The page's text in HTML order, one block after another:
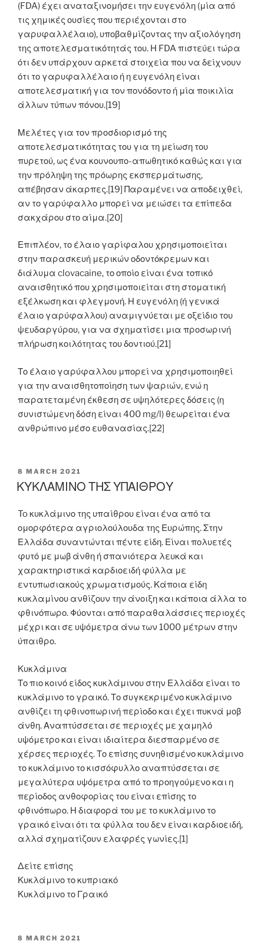
(FDA) έχει αναταξινομήσει την ευγενόλη (μία από
τις χημικές ουσίες που περιέχονται στο
γαρυφαλλέλαιο), υποβαθμίζοντας την αξιολόγηση
της αποτελεσματικότητάς του. Η FDA πιστεύει τώρα
ότι δεν υπάρχουν αρκετά στοιχεία που να δείχνουν
ότι το γαρυφαλλέλαιο ή η ευγενόλη είναι
αποτελεσματική για τον πονόδοντο ή μία ποικιλία
άλλων τύπων πόνου.[19]
Μελέτες για τον προσδιορισμό της
αποτελεσματικότητας του για τη μείωση του
πυρετού, ως ένα κουνουπο-απωθητικό καθώς και για
την πρόληψη της πρόωρης εκσπερμάτωσης,
απέβησαν άκαρπες.[19] Παραμένει να αποδειχθεί,
αν το γαρύφαλλο μπορεί να μειώσει τα επίπεδα
σακχάρου στο αίμα.[20]
Επιπλέον, το έλαιο γαρίφαλου χρησιμοποιείται
στην παρασκευή μερικών οδοντόκρεμων και
διάλυμα clovacaine, το οποίο είναι ένα τοπικό
αναισθητικό που χρησιμοποιείται στη στοματική
εξέλκωση και φλεγμονή. Η ευγενόλη (ή γενικά
έλαιο γαρύφαλλου) αναμιγνύεται με οξείδιο του
ψευδαργύρου, για να σχηματίσει μια προσωρινή
πλήρωση κοιλότητας του δοντιού.[21]
Το έλαιο γαρύφαλλου μπορεί να χρησιμοποιηθεί
για την αναισθητοποίηση των ψαριών, ενώ η
παρατεταμένη έκθεση σε υψηλότερες δόσεις (η
συνιστώμενη δόση είναι 400 mg/l) θεωρείται ένα
ανθρώπινο μέσο ευθανασίας.[22]
POSTED
ON
8 MARCH 2021
ΚΥΚΛΑΜΙΝΟ ΤΗΣ ΥΠΑΙΘΡΟΥ
To κυκλάμινο της υπαίθρου είναι ένα από τα
ομορφότερα αγριολούλουδα της Ευρώπης. Στην
Ελλάδα συναντώνται πέντε είδη. Είναι πολυετές
φυτό με μωβ άνθη ή σπανιότερα λευκά και
χαρακτηριστικά καρδιοειδή φύλλα με
εντυπωσιακούς χρωματισμούς. Κάποια είδη
κυκλαμίνου ανθίζουν την άνοιξη και κάποια άλλα το
φθινόπωρο. Φύονται από παραθαλάσσιες περιοχές
μέχρι και σε υψόμετρα άνω των 1000 μέτρων στην
ύπαιθρο.
Κυκλάμινα
Το πιο κοινό είδος κυκλάμινου στην Ελλάδα είναι το
κυκλάμινο το γραικό. Το συγκεκριμένο κυκλάμινο
ανθίζει τη φθινοπωρινή περίοδο και έχει πυκνά μοβ
άνθη. Αναπτύσσεται σε περιοχές με χαμηλό
υψόμετρο και είναι ιδιαίτερα διεσπαρμένο σε
χέρσες περιοχές. Το επίσης συνηθισμένο κυκλάμινο
το κυκλάμινο το κισσόφυλλο αναπτύσσεται σε
μεγαλύτερα υψόμετρα από το προηγούμενο και η
περίοδος ανθοφορίας του είναι επίσης το
φθινόπωρο. Η διαφορά του με το κυκλάμινο το
γραικό είναι ότι τα φύλλα του δεν είναι καρδιοειδή,
αλλά σχηματίζουν ελαφρές γωνίες.[1]
Δείτε επίσης
Κυκλάμινο το κυπριακό
Κυκλάμινο το Γραικό
POSTED
8 MARCH 2021